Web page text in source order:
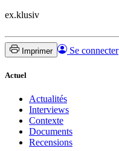
ex.klusiv
Imprimer Se connecter
Actuel
Actualités
Interviews
Contexte
Documents
Recensions